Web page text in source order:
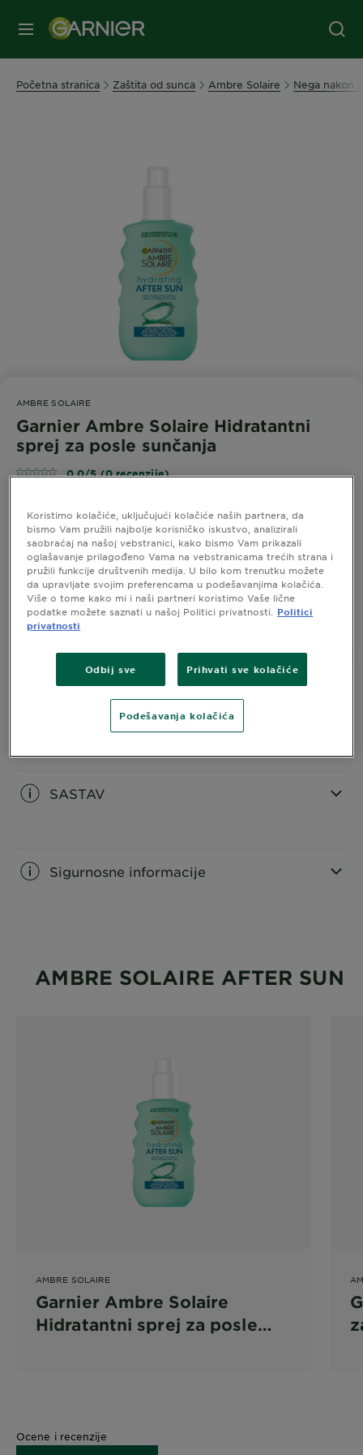
MENI
Početna stranica Zaštita od sunca Ambre Solaire Nega nakon
AMBRE SOLAIRE
Garnier Ambre Solaire Hidratantni
sprej za posle sunčanja
0,0/5 (0 recenzije)
Hidratantni sprej za posle sunčanja, idealno rešenje za
instant osveženje zategnute kože koja je bila izložena
suncu.
PAKOVANJE 200 ML
INFORMACIJE O PROIZVODU
CLOSE SUBPANEL
SASTAV
Sigurnosne informacije
AMBRE SOLAIRE AFTER SUN
AMBRE SOLAIRE
Garnier Ambre Solaire
Hidratantni sprej za posle
Ocene i recenzije
Koristimo kolačiće, uključujući kolačiće naših partnera, da
bismo Vam pružili najbolje korisničko iskustvo, analizirali
saobraćaj na našoj vebstranici, kako bismo Vam prikazali
oglašavanje prilagođeno Vama na vebstranicama trećih strana i
pružili funkcije društvenih medija. U bilo kom trenutku možete
da upravljate svojim preferencama u podešavanjima kolačića.
Više o tome kako mi i naši partneri koristimo Vaše lične
podatke možete saznati u našoj Politici privatnosti.
Politici
privatnosti
Odbij sve Prihvati sve kolačiće
Podešavanja kolačića